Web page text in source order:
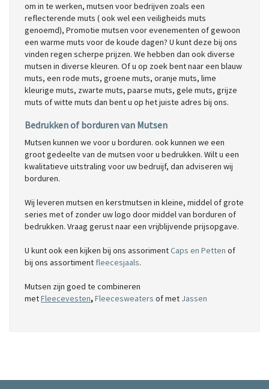
om in te werken, mutsen voor bedrijven zoals een
reflecterende muts ( ook wel een veiligheids muts
genoemd), Promotie mutsen voor evenementen of gewoon
een warme muts voor de koude dagen? U kunt deze bij ons
vinden regen scherpe prijzen. We hebben dan ook diverse
mutsen in diverse kleuren. Of u op zoek bent naar een blauw
muts, een rode muts, groene muts, oranje muts, lime
kleurige muts, zwarte muts, paarse muts, gele muts, grijze
muts of witte muts dan bent u op het juiste adres bij ons.
Bedrukken of borduren van Mutsen
Mutsen kunnen we voor u borduren. ook kunnen we een
groot gedeelte van de mutsen voor u bedrukken. Wilt u een
kwalitatieve uitstraling voor uw bedruijf, dan adviseren wij
borduren.
Wij leveren mutsen en kerstmutsen in kleine, middel of grote
series met of zonder uw logo door middel van borduren of
bedrukken. Vraag gerust naar een vrijblijvende prijsopgave.
U kunt ook een kijken bij ons assorimentCaps en Petten of
bij ons assortiment fleecesjaals.
Mutsen zijn goed te combineren
metFleecevesten,Fleecesweaters of met Jassen